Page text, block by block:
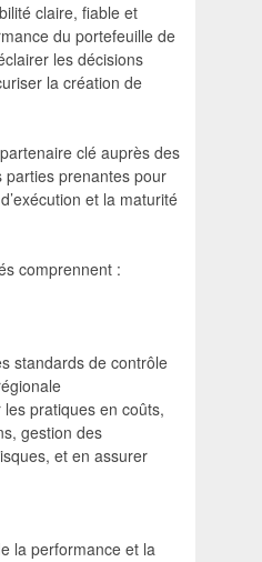
claire, fiable et
du portefeuille de
les décisions
la création de
clé auprès des
prenantes pour
et la maturité
comprennent :
standards de contrôle
pratiques en coûts,
gestion des
et en assurer
la performance et la